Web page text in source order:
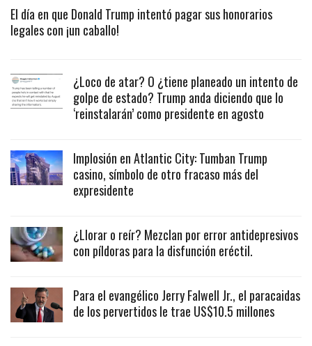
El día en que Donald Trump intentó pagar sus honorarios
legales con ¡un caballo!
¿Loco de atar? O ¿tiene planeado un intento de
golpe de estado? Trump anda diciendo que lo
‘reinstalarán’ como presidente en agosto
Implosión en Atlantic City: Tumban Trump
casino, símbolo de otro fracaso más del
expresidente
¿Llorar o reír? Mezclan por error antidepresivos
con píldoras para la disfunción eréctil.
Para el evangélico Jerry Falwell Jr., el paracaidas
de los pervertidos le trae US$10.5 millones